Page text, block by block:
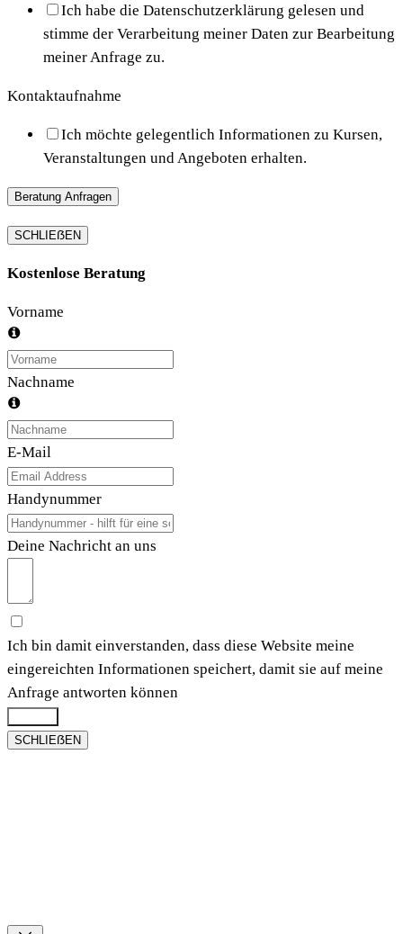
Ich habe die Datenschutzerklärung gelesen und
stimme der Verarbeitung meiner Daten zur Bearbeitung
meiner Anfrage zu.
Kontaktaufnahme
Ich möchte gelegentlich Informationen zu Kursen,
Veranstaltungen und Angeboten erhalten.
Beratung Anfragen
SCHLIEẞEN
Kostenlose Beratung
Vorname
Nachname
E-Mail
Handynummer
Deine Nachricht an uns
Ich bin damit einverstanden, dass diese Website meine
eingereichten Informationen speichert, damit sie auf meine
Anfrage antworten können
SCHLIEẞEN